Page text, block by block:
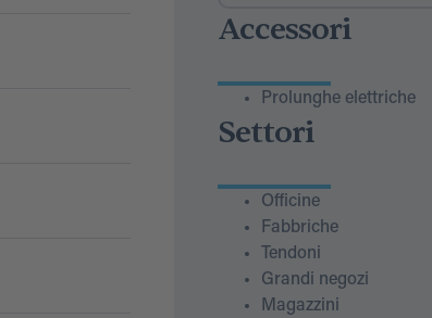
Accessori
Prolunghe elettriche
Settori
Officine
Fabbriche
Tendoni
Grandi negozi
Magazzini